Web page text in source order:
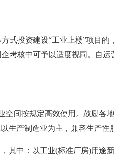
投资建设“工业上楼”项目的
考核中可予以适度视同。自
间按规定高效使用。鼓励各
生产制造业为主，兼容生产性
中：以工业(标准厂房)用途